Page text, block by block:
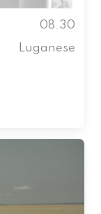
08.30
Luganese